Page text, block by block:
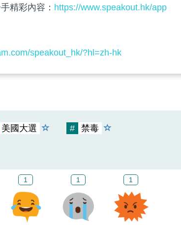
精彩內容： https://www.speakout.hk/app
speakout_hk/?hl=zh-hk
美國大選 # 禁毒
1 1 1